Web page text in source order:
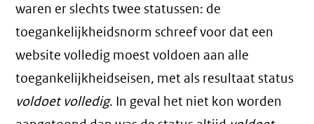
waren er slechts twee statussen: de
toegankelijkheidsnorm schreef voor dat een
website volledig moest voldoen aan alle
toegankelijkheidseisen, met als resultaat status
voldoet volledig. In geval het niet kon worden